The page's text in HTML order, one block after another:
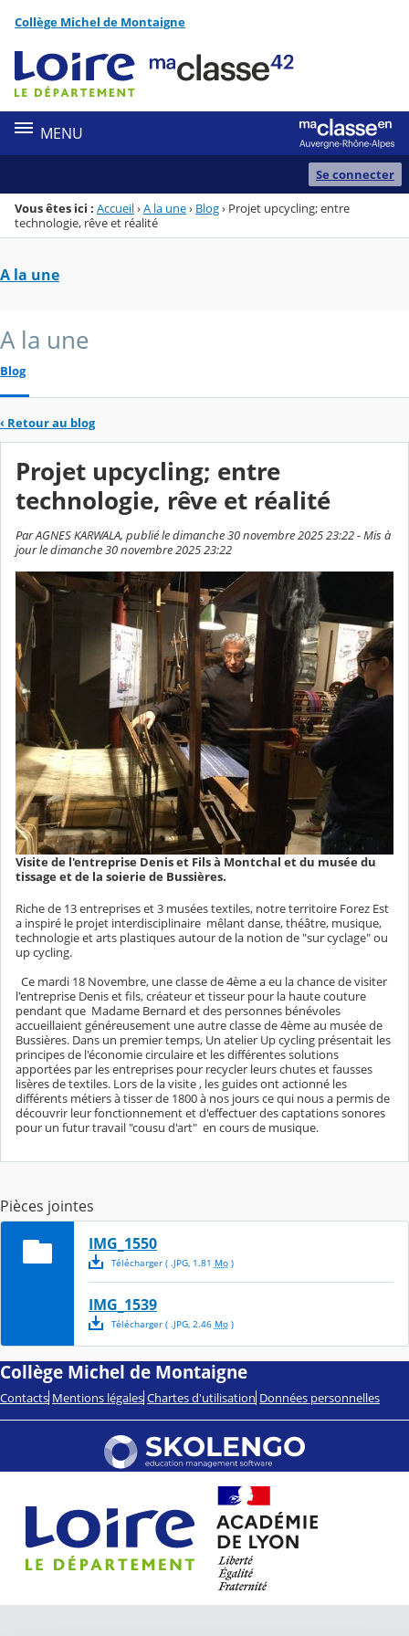
Menu de la rubrique
Contenu
Collège Michel de Montaigne
MENU
Se connecter
Vous êtes ici : Accueil›A la une› Blog› Projet upcycling; entre
technologie, rêve et réalité
A la une
A la une
Blog
‹ Retour au blog
Projet upcycling; entre
technologie, rêve et réalité
Par AGNES KARWALA, publié le dimanche 30 novembre 2025 23:22 - Mis à
jour le dimanche 30 novembre 2025 23:22
Visite de l'entreprise Denis et Fils à Montchal et du musée du
tissage et de la soierie de Bussières.
Riche de 13 entreprises et 3 musées textiles, notre territoire Forez Est
a inspiré le projet interdisciplinaire mêlant danse, théâtre, musique,
technologie et arts plastiques autour de la notion de "sur cyclage" ou
up cycling.
Ce mardi 18 Novembre, une classe de 4ème a eu la chance de visiter
l'entreprise Denis et fils, créateur et tisseur pour la haute couture
pendant que Madame Bernard et des personnes bénévoles
accueillaient généreusement une autre classe de 4ème au musée de
Bussières. Dans un premier temps, Un atelier Up cycling présentait les
principes de l'économie circulaire et les différentes solutions
apportées par les entreprises pour recycler leurs chutes et fausses
lisères de textiles. Lors de la visite , les guides ont actionné les
différents métiers à tisser de 1800 à nos jours ce qui nous a permis de
découvrir leur fonctionnement et d'effectuer des captations sonores
pour un futur travail "cousu d'art" en cours de musique.
Pièces jointes
IMG_1550
Télécharger( .JPG, 1.81 Mo)
IMG_1539
Télécharger( .JPG, 2.46 Mo)
Collège Michel de Montaigne
Contacts Mentions légales Chartes d'utilisation Données personnelles